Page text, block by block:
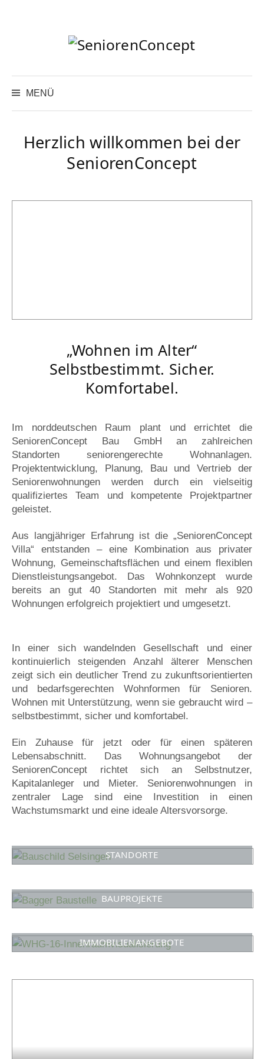
MENÜ
Herzlich willkommen bei der
SeniorenConcept
„Wohnen im Alter“
Selbstbestimmt. Sicher.
Komfortabel.
Im norddeutschen Raum plant und errichtet die
SeniorenConcept Bau GmbH an zahlreichen
Standorten seniorengerechte Wohnanlagen.
Projektentwicklung, Planung, Bau und Vertrieb der
Seniorenwohnungen werden durch ein vielseitig
qualifiziertes Team und kompetente Projektpartner
geleistet.
Aus langjähriger Erfahrung ist die „SeniorenConcept
Villa“ entstanden – eine Kombination aus privater
Wohnung, Gemeinschaftsflächen und einem flexiblen
Dienstleistungsangebot. Das Wohnkonzept wurde
bereits an gut 40 Standorten mit mehr als 920
Wohnungen erfolgreich projektiert und umgesetzt.
In einer sich wandelnden Gesellschaft und einer
kontinuierlich steigenden Anzahl älterer Menschen
zeigt sich ein deutlicher Trend zu zukunftsorientierten
und bedarfsgerechten Wohnformen für Senioren.
Wohnen mit Unterstützung, wenn sie gebraucht wird –
selbstbestimmt, sicher und komfortabel.
Ein Zuhause für jetzt oder für einen späteren
Lebensabschnitt. Das Wohnungsangebot der
SeniorenConcept richtet sich an Selbstnutzer,
Kapitalanleger und Mieter. Seniorenwohnungen in
zentraler Lage sind eine Investition in einen
Wachstumsmarkt und eine ideale Altersvorsorge.
STANDORTE
BAUPROJEKTE
IMMOBILIENANGEBOTE